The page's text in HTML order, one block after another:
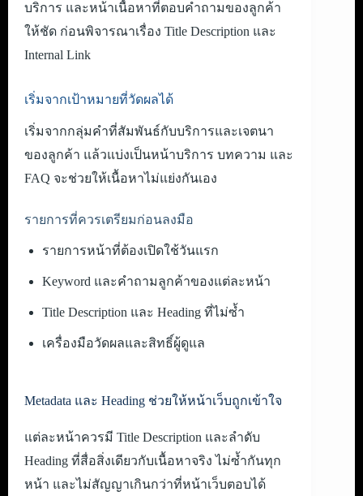
บริการ และหน้าเนื้อหาที่ตอบคำถามของลูกค้า
ให้ชัด ก่อนพิจารณาเรื่อง Title Description และ
Internal Link
เริ่มจากเป้าหมายที่วัดผลได้
เริ่มจากกลุ่มคำที่สัมพันธ์กับบริการและเจตนา
ของลูกค้า แล้วแบ่งเป็นหน้าบริการ บทความ และ
FAQ จะช่วยให้เนื้อหาไม่แย่งกันเอง
รายการที่ควรเตรียมก่อนลงมือ
รายการหน้าที่ต้องเปิดใช้วันแรก
Keyword และคำถามลูกค้าของแต่ละหน้า
Title Description และ Heading ที่ไม่ซ้ำ
เครื่องมือวัดผลและสิทธิ์ผู้ดูแล
Metadata และ Heading ช่วยให้หน้าเว็บถูกเข้าใจ
แต่ละหน้าควรมี Title Description และลำดับ
Heading ที่สื่อสิ่งเดียวกับเนื้อหาจริง ไม่ซ้ำกันทุก
หน้า และไม่สัญญาเกินกว่าที่หน้าเว็บตอบได้